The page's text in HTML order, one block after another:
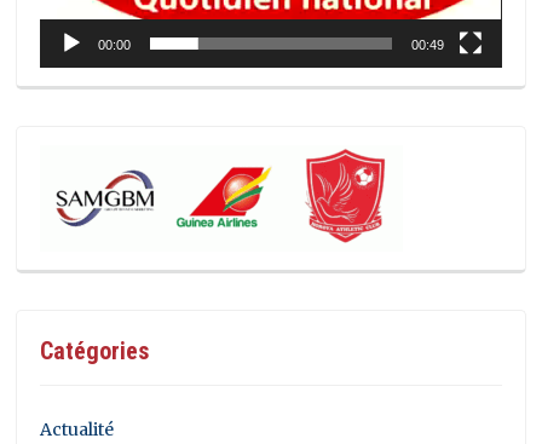
00:00 00:49
Catégories
Actualité